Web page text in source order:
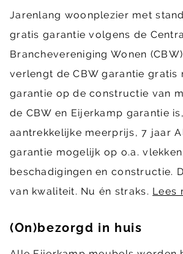
Jarenlang woonplezier met
gratis garantie volgens de
Branchevereniging Wonen
verlengt de CBW garantie gratis
garantie op de constructie van
de CBW en Eijerkamp garantie
aantrekkelijke meerprijs, 7 jaar
garantie mogelijk op o.a.
beschadigingen en constructie.
van kwaliteit. Nu én straks. Lees
(On)bezorgd in huis